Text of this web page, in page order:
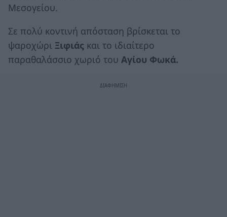
Μεσογείου.
Σε πολύ κοντινή απόσταση βρίσκεται το
ψαροχώρι Ξιφιάς και το ιδιαίτερο
παραθαλάσσιο χωριό του Αγίου Φωκά.